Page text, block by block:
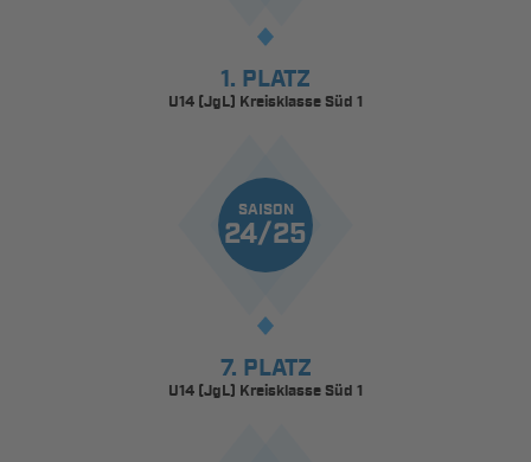
1. PLATZ
U14 (JgL) Kreisklasse Süd 1
SAISON
24/25
7. PLATZ
U14 (JgL) Kreisklasse Süd 1